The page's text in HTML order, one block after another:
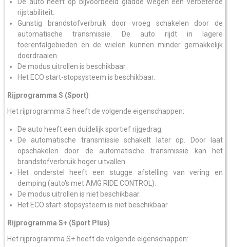
rijstabiliteit.
Gunstig brandstofverbruik door vroeg schakelen door de
automatische transmissie. De auto rijdt in lagere
toerentalgebieden en de wielen kunnen minder gemakkelijk
doordraaien.
De modus uitrollen is beschikbaar.
Het ECO start-stopsysteem is beschikbaar.
Rijprogramma S (Sport)
Het rijprogramma S heeft de volgende eigenschappen:
De auto heeft een duidelijk sportief rijgedrag.
De automatische transmissie schakelt later op. Door laat
opschakelen door de automatische transmissie kan het
brandstofverbruik hoger uitvallen.
Het onderstel heeft een stugge afstelling van vering en
demping (auto's met AMG RIDE CONTROL).
De modus uitrollen is niet beschikbaar.
Het ECO start-stopsysteem is niet beschikbaar.
Rijprogramma S+ (Sport Plus)
Het rijprogramma S+ heeft de volgende eigenschappen: